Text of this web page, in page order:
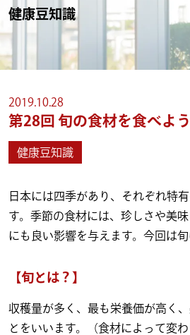
健康豆知識
2019.10.28
第28回 旬の食材を食べよう
健康豆知識
日本には四季があり、それぞれ特
す。季節の食材には、珍しさや美
にも良い影響を与えます。今回は旬
【旬とは？】
収穫量が多く、最も栄養価が高く
とをいいます。（食材によって変わ